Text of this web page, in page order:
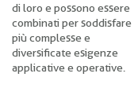
di loro e possono essere
combinati per soddisfare
più complesse e
diversificate esigenze
applicative e operative.